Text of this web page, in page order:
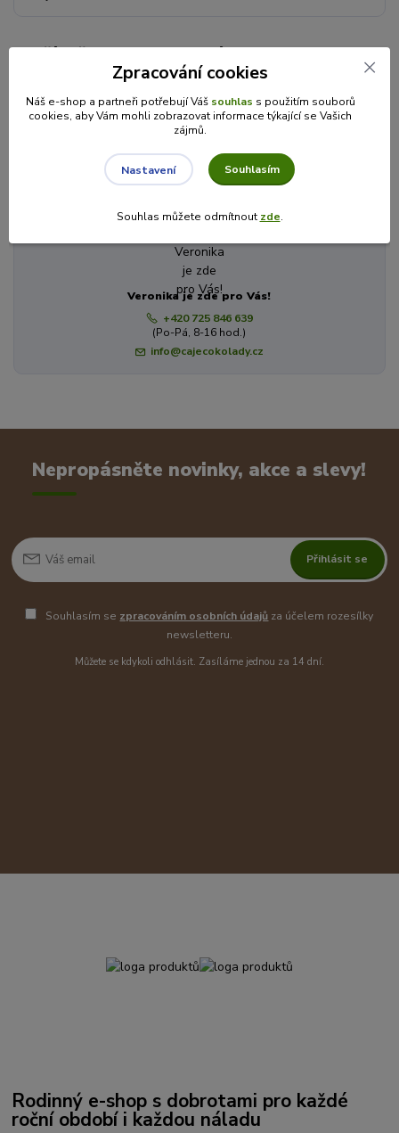
Zboží zařazeno v kategoriích
Rodinné balení 520ml
Veronika je zde pro Vás!
+420 725 846 639
(Po-Pá, 8-16 hod.)
info@cajecokolady.cz
Nepropásněte novinky, akce a slevy!
Přihlásit se
Souhlasím se zpracováním osobních údajů za účelem rozesílky
newsletteru.
Můžete se kdykoli odhlásit. Zasíláme jednou za 14 dní.
Rodinný e-shop s dobrotami pro každé
roční období i každou náladu
Zpracování cookies
Náš e-shop a partneři potřebují Váš souhlas s použitím souborů
cookies, aby Vám mohli zobrazovat informace týkající se Vašich
zájmů.
Nastavení Souhlasím
Souhlas můžete odmítnout zde.